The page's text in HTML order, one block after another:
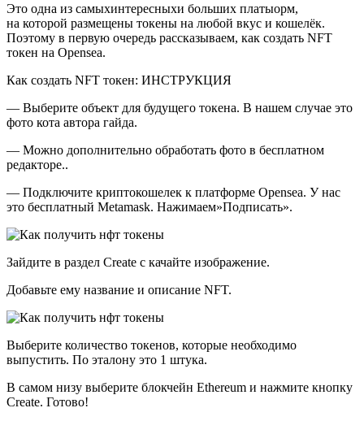
Это одна из самыхинтересныхи больших платыорм,
на которой размещены токены на любой вкус и кошелёк.
Поэтому в первую очередь рассказываем, как создать NFT
токен на Opensea.
Как создать NFT токен: ИНСТРУКЦИЯ
— Выберите объект для будущего токена. В нашем случае это
фото кота автора гайда.
— Можно дополнительно обработать фото в бесплатном
редакторе..
— Подключите криптокошелек к платформе Opensea. У нас
это бесплатный Metamask. Нажимаем»Подписать».
Зайдите в раздел Create с качайте изображение.
Добавьте ему название и описание NFT.
Выберите количество токенов, которые необходимо
выпустить. По эталону это 1 штука.
В самом низу выберите блокчейн Ethereum и нажмите кнопку
Create. Готово!